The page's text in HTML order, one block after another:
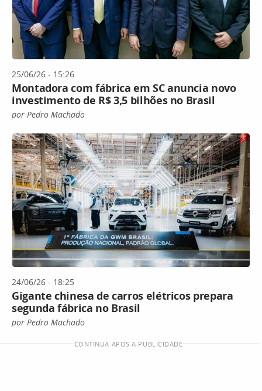
25/06/26 - 15:26
Montadora com fábrica em SC anuncia novo
investimento de R$ 3,5 bilhões no Brasil
por Pedro Machado
24/06/26 - 18:25
Gigante chinesa de carros elétricos prepara
segunda fábrica no Brasil
por Pedro Machado
CONTINUA APÓS A PUBLICIDADE